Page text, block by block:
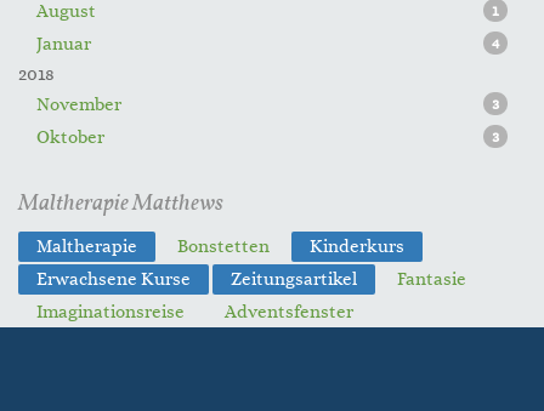
August 1
Januar 4
2018
November
3
Oktober 3
Maltherapie Matthews
Maltherapie Bonstetten
Kinderkurs
Erwachsene Kurse
Zeitungsartikel
Fantasie
Imaginationsreise
Adventsfenster